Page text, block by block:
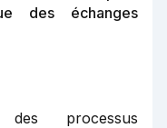
des échanges
des processus